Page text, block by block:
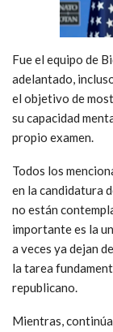
Fue el equipo de
adelantado,
el objetivo de
su capacidad
propio examen.
Todos los
en la candidatura
no están
importante es la
a veces ya dejan
la tarea
republicano.
Mientras,